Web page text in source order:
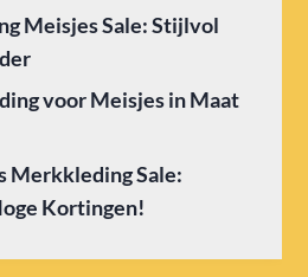
Meisjes Sale: Stijlvol
voor Meisjes in Maat
Merkkleding Sale:
Kortingen!